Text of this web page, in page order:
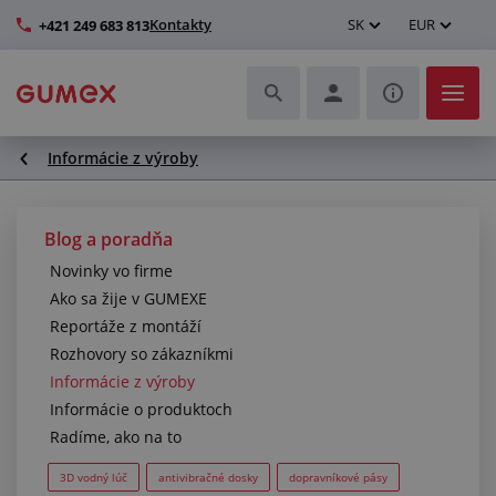
+421 249 683 813Kontakty SK EUR
Hadice a ich kompletizácia
Technické plasty
Dopravníkové pásy a montáž
Lepšie pracovné prostredie
Informácie z výroby
Blog a poradňa
Novinky vo firme
Ako sa žije v GUMEXE
Reportáže z montáží
Rozhovory so zákazníkmi
Informácie z výroby
Informácie o produktoch
Radíme, ako na to
3D vodný lúč antivibračné dosky dopravníkové pásy